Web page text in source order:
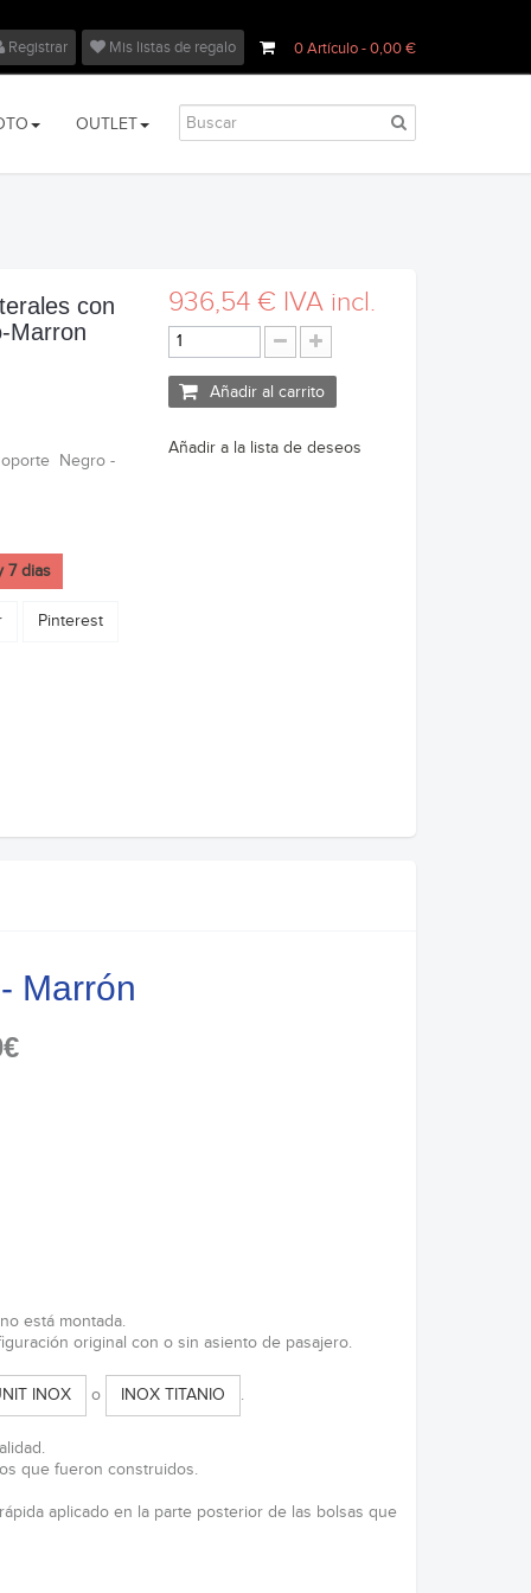
0Artículo- 0,00 €
Registrar Mis listas de regalo
OUTLET
con
Marron
Negro -
7 dias
Pinterest
936,54 € IVA incl.
Añadir al carrito
Añadir a la lista de deseos
Marrón
está montada.
original con o sin asiento de pasajero.
INOX o INOX TITANIO .
que fueron construidos.
aplicado en la parte posterior de las bolsas que